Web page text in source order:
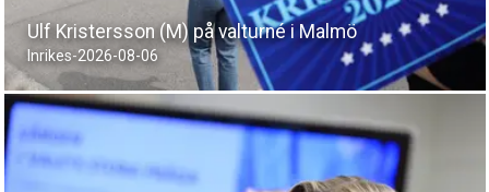
Ulf Kristersson (M) på valturné i Malmö
Inrikes-2026-08-06